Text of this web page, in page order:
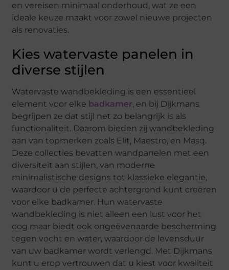
en vereisen minimaal onderhoud, wat ze een
ideale keuze maakt voor zowel nieuwe projecten
als renovaties.
Kies watervaste panelen in
diverse stijlen
Watervaste wandbekleding is een essentieel
element voor elke badkamer, en bij Dijkmans
begrijpen ze dat stijl net zo belangrijk is als
functionaliteit. Daarom bieden zij wandbekleding
aan van topmerken zoals Elit, Maestro, en Masq.
Deze collecties bevatten wandpanelen met een
diversiteit aan stijlen, van moderne
minimalistische designs tot klassieke elegantie,
waardoor u de perfecte achtergrond kunt creëren
voor elke badkamer. Hun watervaste
wandbekleding is niet alleen een lust voor het
oog maar biedt ook ongeëvenaarde bescherming
tegen vocht en water, waardoor de levensduur
van uw badkamer wordt verlengd. Met Dijkmans
kunt u erop vertrouwen dat u kiest voor kwaliteit